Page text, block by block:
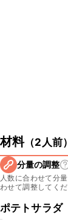
▼クラシル公式
・クラシル
https://
・クラシル
https://
・クラシル
材料（2人前）
分量の調整
人数に合わせて分
わせて調整してくだ
ポテトサラダ